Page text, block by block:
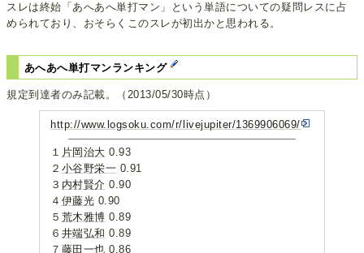
スレは終始「あへあへ単打マン」という単語についての疑問レスに占
められており、おそらくこのスレが初出かと思われる。
あへあへ単打マンランキング
規定到達者のみ記載。（2013/05/30時点）
http://www.logsoku.com/r/livejupiter/1369906069/
１ 片岡治大 0.93
２ 小谷野栄一 0.91
３ 内村賢介 0.90
４ 伊藤光 0.90
５ 荒木雅博 0.89
６ 井端弘和 0.89
７ 藤田一也 0.86